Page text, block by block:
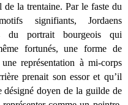
de la trentaine. Par le faste du
signifiants, Jordaens
du portrait bourgeois qui
fortunés, une forme de
représentation à mi-corps
prenait son essor et qu’il
désigné doyen de la guilde de